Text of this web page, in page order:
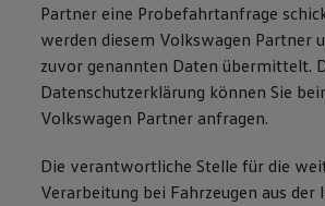
Partner eine Probefahrtanfrage
werden diesem Volkswagen Partner
zuvor genannten Daten übermittelt.
Datenschutzerklärung können Sie
Volkswagen Partner anfragen.
Die verantwortliche Stelle für die
Verarbeitung bei Fahrzeugen aus